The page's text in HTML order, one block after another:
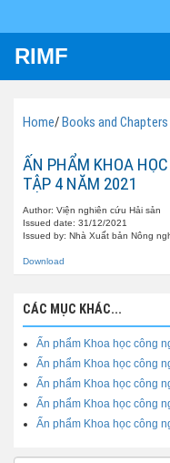
RIMF
Home/Books and Chapters
ẤN PHẨM KHOA
TẬP 4 NĂM 2021
Author: Viện nghiên cứu Hải sản
Issued date: 31/12/2021
Issued by: Nhà Xuất bản Nông
Download
CÁC MỤC KHÁC...
Ấn phẩm Khoa học công
Ấn phẩm Khoa học công
Ấn phẩm Khoa học công
Ấn phẩm Khoa học công
Ấn phẩm Khoa học công